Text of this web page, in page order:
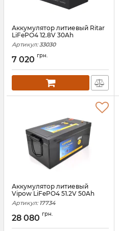
Аккумулятор литиевый Ritar
LiFePO4 12.8V 30Ah
Артикул: 33030
7 020 грн.
Аккумулятор литиевый
Vipow LiFePO4 51.2V 50Ah
Артикул: 17734
28 080 грн.